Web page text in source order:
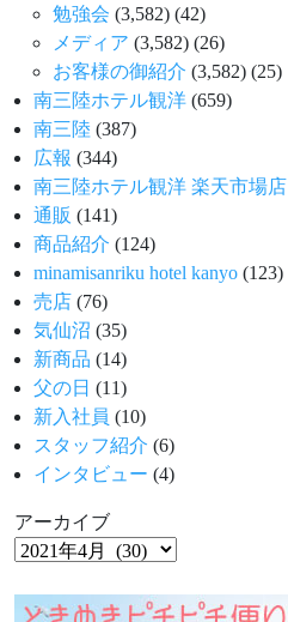
勉強会 (3,582) (42)
メディア (3,582) (26)
お客様の御紹介 (3,582) (25)
南三陸ホテル観洋 (659)
南三陸 (387)
広報 (344)
南三陸ホテル観洋 楽天市場店
通販 (141)
商品紹介 (124)
minamisanriku hotel kanyo (123)
売店 (76)
気仙沼 (35)
新商品 (14)
父の日 (11)
新入社員 (10)
スタッフ紹介 (6)
インタビュー (4)
アーカイブ